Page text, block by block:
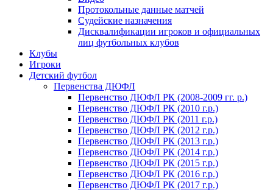
Протокольные данные матчей
Судейские назначения
Дисквалификации игроков и официальных
лиц футбольных клубов
Клубы
Игроки
Детский футбол
Первенства ДЮФЛ
Первенство ДЮФЛ РК (2008-2009 гг. р.)
Первенство ДЮФЛ РК (2010 г.р.)
Первенство ДЮФЛ РК (2011 г.р.)
Первенство ДЮФЛ РК (2012 г.р.)
Первенство ДЮФЛ РК (2013 г.р.)
Первенство ДЮФЛ РК (2014 г.р.)
Первенство ДЮФЛ РК (2015 г.р.)
Первенство ДЮФЛ РК (2016 г.р.)
Первенство ДЮФЛ РК (2017 г.р.)